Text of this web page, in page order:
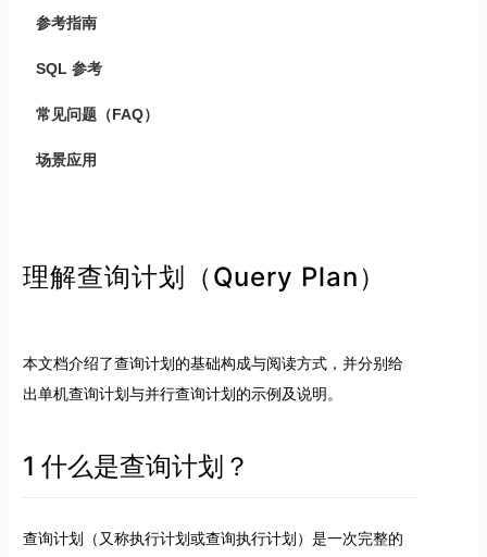
参考指南
SQL 参考
常见问题（FAQ）
场景应用
理解查询计划（Query Plan）
本文档介绍了查询计划的基础构成与阅读方式，并分别给
出单机查询计划与并行查询计划的示例及说明。
1 什么是查询计划？
查询计划（又称执行计划或查询执行计划）是一次完整的